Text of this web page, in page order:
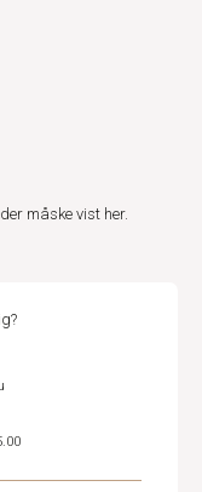
måske vist her.